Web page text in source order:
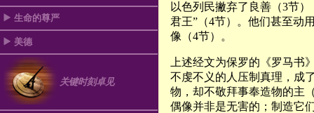
生命的尊严
美德
关键时刻卓见
以色列民撇弃了良善（3节
君王”（4节）。他们甚至
像（4节）。
上述经文为保罗的《罗马书
不虔不义的人压制真理，成
物，却不敬拜事奉造物的主
偶像并非是无害的；制造它